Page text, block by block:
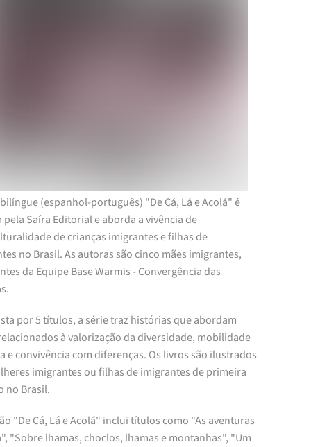
(espanhol-português) "De Cá, Lá e Acolá" é
pela Saíra Editorial e aborda a vivência de
de crianças imigrantes e filhas de
no Brasil. As autoras são cinco mães imigrantes,
da Equipe Base Warmis - Convergência das
por 5 títulos, a série traz histórias que abordam
à valorização da diversidade, mobilidade
e convivência com diferenças. Os livros são ilustrados
imigrantes ou filhas de imigrantes de primeira
no Brasil.
"De Cá, Lá e Acolá" inclui títulos como "As aventuras
"Sobre lhamas, choclos, lhamas e montanhas", "Um